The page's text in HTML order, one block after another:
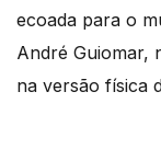
ecoada para o
André Guiomar,
na versão física